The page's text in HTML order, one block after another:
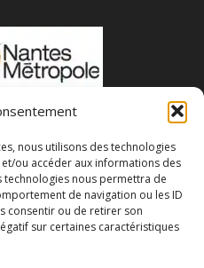
nous utilisons des technologies
ou accéder aux informations des
technologies nous permettra de
de navigation ou les ID
consentir ou de retirer son
sur certaines caractéristiques